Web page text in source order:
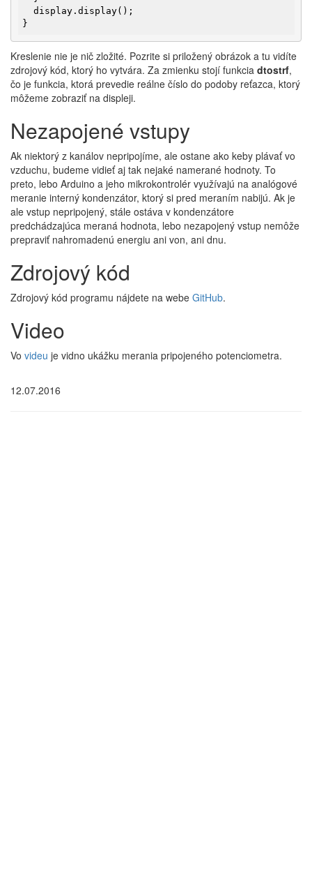
}
Kreslenie nie je nič zložité. Pozrite si priložený obrázok a tu vidíte
zdrojový kód, ktorý ho vytvára. Za zmienku stojí funkcia dtostrf,
čo je funkcia, ktorá prevedie reálne číslo do podoby reťazca, ktorý
môžeme zobraziť na displeji.
Nezapojené vstupy
Ak niektorý z kanálov nepripojíme, ale ostane ako keby plávať vo
vzduchu, budeme vidieť aj tak nejaké namerané hodnoty. To
preto, lebo Arduino a jeho mikrokontrolér využívajú na analógové
meranie interný kondenzátor, ktorý si pred meraním nabijú. Ak je
ale vstup nepripojený, stále ostáva v kondenzátore
predchádzajúca meraná hodnota, lebo nezapojený vstup nemôže
prepraviť nahromadenú energiu ani von, ani dnu.
Zdrojový kód
Zdrojový kód programu nájdete na webe GitHub.
Video
Vo videu je vidno ukážku merania pripojeného potenciometra.
12.07.2016